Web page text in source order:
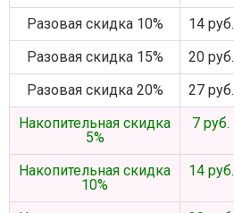
Разовая скидка 10%
14 руб.
Разовая скидка 15%
20 руб.
Разовая скидка 20%
27 руб.
Накопительная скидка
5%
7 руб.
Накопительная скидка
10%
14 руб.